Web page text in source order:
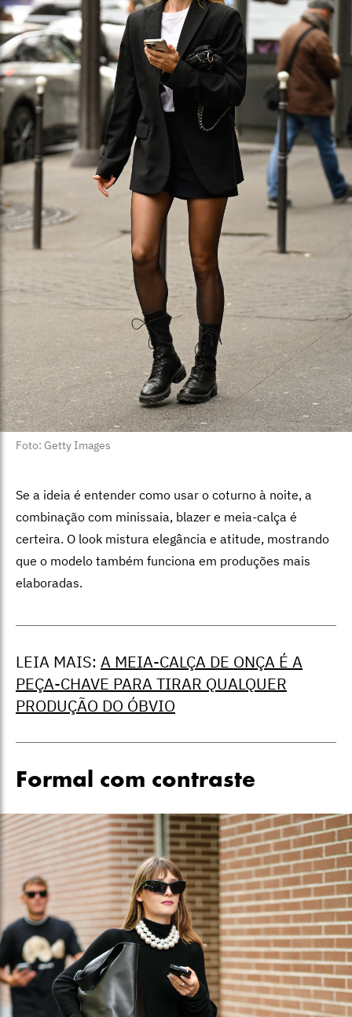
Foto: Getty Images
Se a ideia é entender como usar o coturno à noite, a
combinação com minissaia, blazer e meia-calça é
certeira. O look mistura elegância e atitude, mostrando
que o modelo também funciona em produções mais
elaboradas.
LEIA MAIS: A MEIA-CALÇA DE ONÇA É A
PEÇA-CHAVE PARA TIRAR QUALQUER
PRODUÇÃO DO ÓBVIO
Formal com contraste